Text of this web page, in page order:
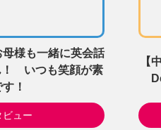
母様も一緒に英会話
！ いつも笑顔が素
！
ビュー
【